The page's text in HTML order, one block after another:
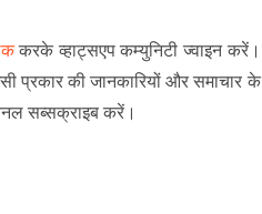
करके व्हाट्सएप कम्युनिटी ज्वाइन करें।
प्रकार की जानकारियों और समाचार के
सब्सक्राइब करें।